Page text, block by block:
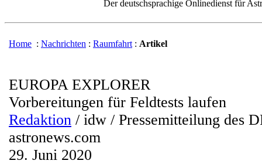
Der deutschsprachige Onlinedienst für
Home : Nachrichten : Raumfahrt : Artikel
EUROPA EXPLORER
Vorbereitungen für Feldtests laufen
Redaktion / idw / Pressemitteilung des
astronews.com
29. Juni 2020